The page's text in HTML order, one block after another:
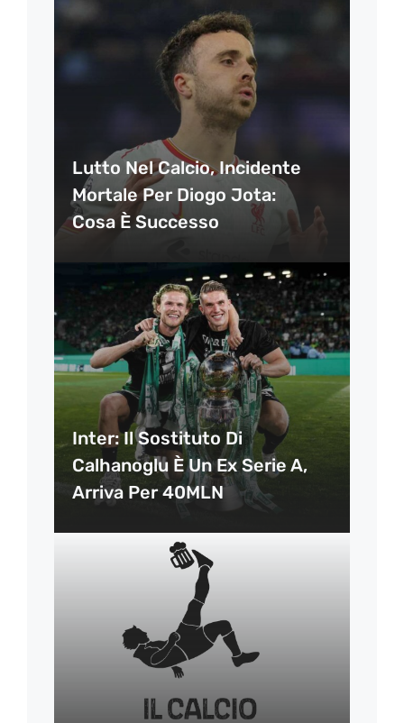
Lutto Nel Calcio, Incidente
Mortale Per Diogo Jota:
Cosa È Successo
Inter: Il Sostituto Di
Calhanoglu È Un Ex Serie A,
Arriva Per 40MLN